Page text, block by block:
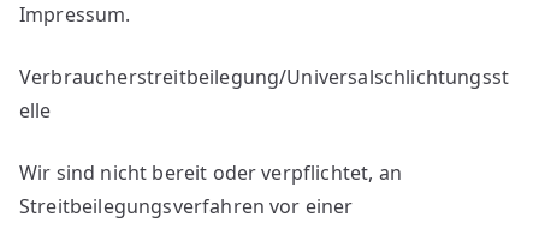
Impressum.
Verbraucherstreitbeilegung/Universalschlichtungsst
elle
Wir sind nicht bereit oder verpflichtet, an
Streitbeilegungsverfahren vor einer